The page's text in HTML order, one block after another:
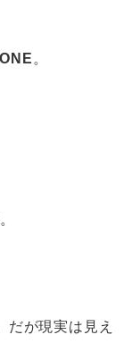
。
。
が現実は見え